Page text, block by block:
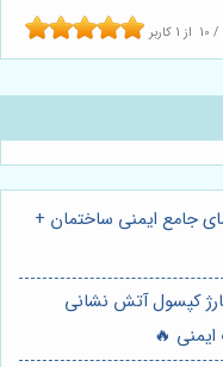
10 / از 1 کاربر
جامع ایمنی ساختمان +
کپسول آتش نشانی